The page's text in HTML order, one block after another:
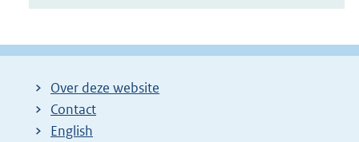
Over deze website
Contact
English